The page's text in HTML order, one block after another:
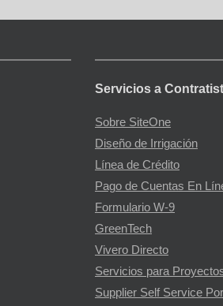
Servicios a
Sobre SiteOne
Diseño de Irrigación
Línea de Crédito
Pago de Cuentas En
Formulario W-9
GreenTech
Vivero Directo
Servicios para
Supplier Self Service